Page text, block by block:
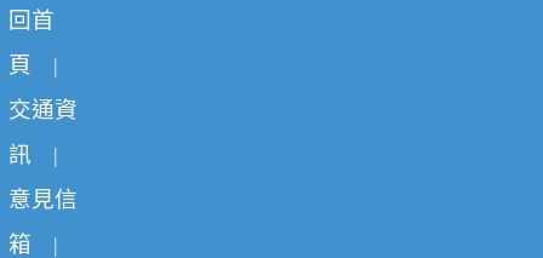
回首
頁 |
交通資
訊 |
意見信
箱 |